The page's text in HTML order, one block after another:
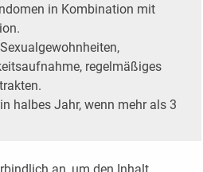
in Kombination mit
regelmäßiges
halbes Jahr, wenn mehr als 3